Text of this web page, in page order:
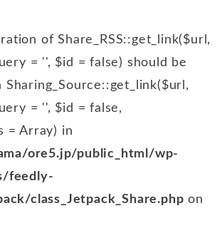
of Share_RSS::get_link($url,
= '', $id = false) should be
= '', $id = false,
= Array) in
ore5.jp/public_html/wp-
feedly-
class_Jetpack_Share.php on